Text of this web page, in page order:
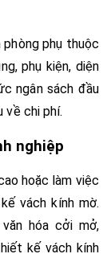
phụ thuộc
phụ kiện, diện
ngân sách đầu
về chi phí.
nghiệp
hoặc làm việc
vách kính mờ.
hóa cởi mở,
kế vách kính